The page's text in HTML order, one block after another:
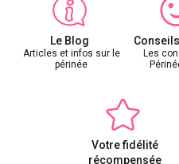
Le Blog
Articles et infos sur le
périnée
Les
Votre fidélité
récompensée